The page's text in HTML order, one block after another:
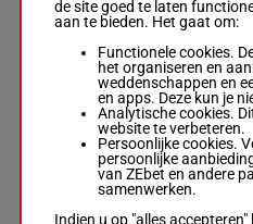
de site goed te laten
aan te bieden. Het gaat om:
Functionele cookies.
het organiseren en
weddenschappen en
en apps. Deze kun je
Analytische cookies.
website te verbeteren.
Persoonlijke cookies.
persoonlijke
van ZEbet en andere
samenwerken.
Indien u op "alles